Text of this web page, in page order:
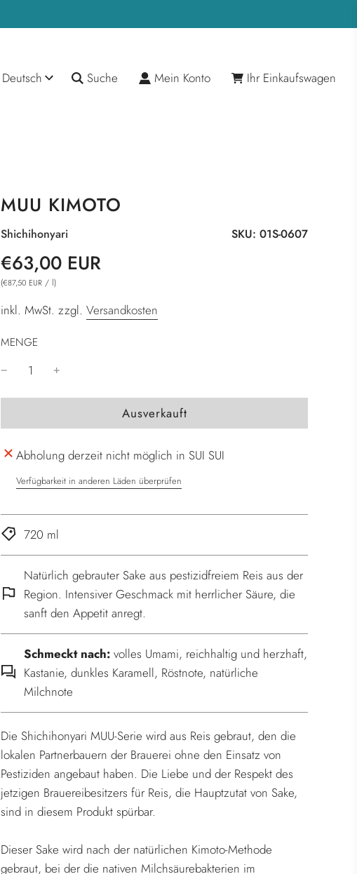
Deutsch Suche Mein Konto Ihr Einkaufswagen
MUU KIMOTO
SKU: 01S-0607
Shichihonyari
Sonderpreis
Normaler
Preis
€63,00 EUR
(€87,50 EUR / l)
inkl. MwSt. zzgl.Versandkosten
MENGE
W
i
r
d
g
l
n
.
.
.
Ausverkauft
Abholung derzeit nicht möglich in SUI SUI
Verfügbarkeit in anderen Läden überprüfen
720 ml
Natürlich gebrauter Sake aus pestizidfreiem Reis aus der
Region. Intensiver Geschmack mit herrlicher Säure, die
sanft den Appetit anregt.
Schmeckt nach:volles Umami, reichhaltig und herzhaft,
Kastanie, dunkles Karamell, Röstnote, natürliche
Milchnote
Die Shichihonyari MUU-Serie wird aus Reis gebraut, den die
lokalen Partnerbauern der Brauerei ohne den Einsatz von
Pestiziden angebaut haben. Die Liebe und der Respekt des
jetzigen Brauereibesitzers für Reis, die Hauptzutat von Sake,
sind in diesem Produkt spürbar.
Dieser Sake wird nach der natürlichen Kimoto-Methode
gebraut, bei der die nativen Milchsäurebakterien im